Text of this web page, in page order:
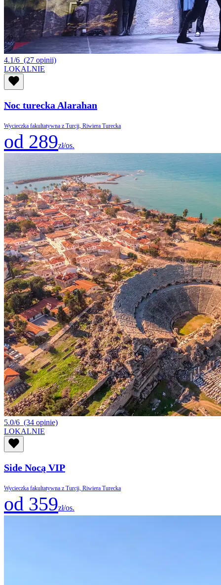
4.1/6 (27 opinii)
LOKALNIE
Noc turecka Alarahan
Wycieczka fakultatywna z Turcji, Riwiera Turecka
od 289zł/os.
5.0/6 (34 opinie)
LOKALNIE
Side Nocą VIP
Wycieczka fakultatywna z Turcji, Riwiera Turecka
od 359zł/os.